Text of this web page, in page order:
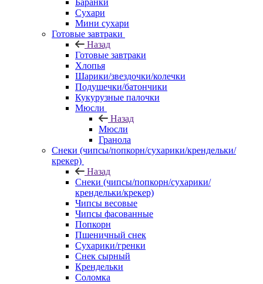
Баранки
Сухари
Мини сухари
Готовые завтраки
Назад
Готовые завтраки
Хлопья
Шарики/звездочки/колечки
Подушечки/батончики
Кукурузные палочки
Мюсли
Назад
Мюсли
Гранола
Снеки (чипсы/попкорн/сухарики/крендельки/
крекер)
Назад
Снеки (чипсы/попкорн/сухарики/
крендельки/крекер)
Чипсы весовые
Чипсы фасованные
Попкорн
Пшеничный снек
Сухарики/гренки
Снек сырный
Крендельки
Соломка